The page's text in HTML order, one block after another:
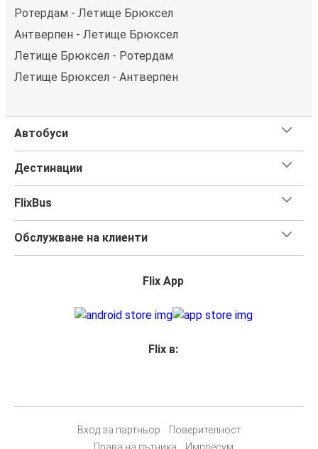
Ротердам - Летище Брюксел
Антверпен - Летище Брюксел
Летище Брюксел - Ротердам
Летище Брюксел - Антверпен
Автобуси
Дестинации
FlixBus
Обслужване на клиенти
Flix App
Flix в:
Вход за партньор
Поверителност